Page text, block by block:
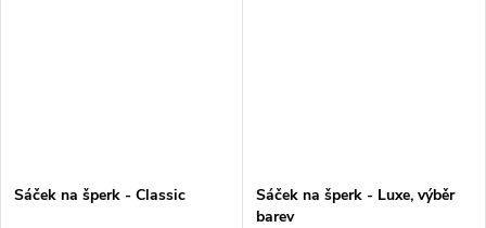
Sáček na šperk - Classic
Sáček na šperk - Luxe, výběr
barev